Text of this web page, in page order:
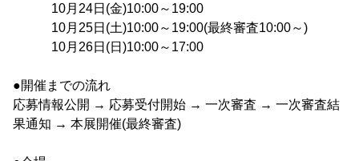
10月24日(金)10:00～19:00
10月25日(土)10:00～19:00(最終審査10:00～)
10月26日(日)10:00～17:00
●開催までの流れ
応募情報公開 → 応募受付開始 → 一次審査 → 一次審査結
果通知 → 本展開催(最終審査)